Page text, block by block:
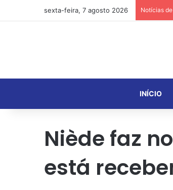
sexta-feira, 7 agosto 2026 Notícias
INÍCIO
Niède faz
está